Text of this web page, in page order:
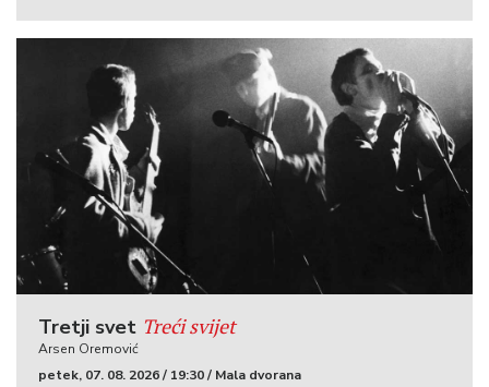
Tretji svet Treći svijet
Arsen Oremović
petek, 07. 08. 2026 / 19:30 / Mala dvorana